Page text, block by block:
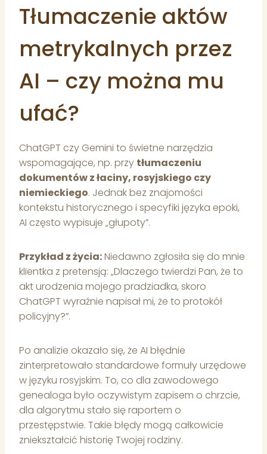
Tłumaczenie aktów
metrykalnych przez
AI – czy można mu
ufać?
ChatGPT czy Gemini to świetne narzędzia
wspomagające, np. przy tłumaczeniu
dokumentów z łaciny, rosyjskiego czy
niemieckiego. Jednak bez znajomości
kontekstu historycznego i specyfiki języka epoki,
AI często wypisuje „głupoty”.
Przykład z życia:Niedawno zgłosiła się do mnie
klientka z pretensją: „Dlaczego twierdzi Pan, że to
akt urodzenia mojego pradziadka, skoro
ChatGPT wyraźnie napisał mi, że to protokół
policyjny?”.
Po analizie okazało się, że AI błędnie
zinterpretowało standardowe formuły urzędowe
w języku rosyjskim. To, co dla zawodowego
genealoga było oczywistym zapisem o chrzcie,
dla algorytmu stało się raportem o
przestępstwie. Takie błędy mogą całkowicie
zniekształcić historię Twojej rodziny.